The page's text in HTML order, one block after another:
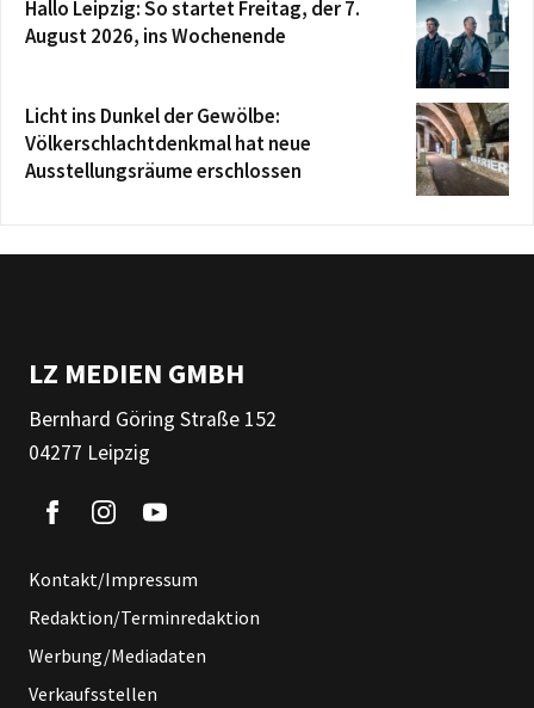
Hallo Leipzig: So startet Freitag, der 7.
August 2026, ins Wochenende
Licht ins Dunkel der Gewölbe:
Völkerschlachtdenkmal hat neue
Ausstellungsräume erschlossen
LZ MEDIEN GMBH
Bernhard Göring Straße 152
04277 Leipzig
Kontakt/Impressum
Redaktion/Terminredaktion
Werbung/Mediadaten
Verkaufsstellen